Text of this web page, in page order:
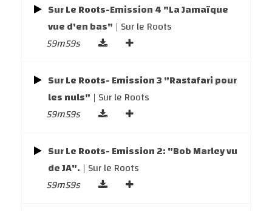
Sur Le Roots-Emission 4 "La Jamaïque
vue d'en bas" | Sur le Roots
59m59s
Sur Le Roots- Emission 3 "Rastafari pour
les nuls" | Sur le Roots
59m59s
Sur Le Roots- Emission 2: "Bob Marley vu
de JA". | Sur le Roots
59m59s